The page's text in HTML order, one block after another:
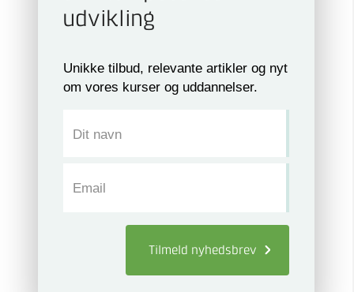
udvikling
Unikke tilbud, relevante artikler og nyt
om vores kurser og uddannelser.
Dit navn
Email
Tilmeld nyhedsbrev